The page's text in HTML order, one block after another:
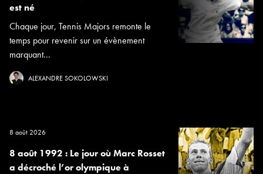
est né
Chaque jour, Tennis Majors remonte le
temps pour revenir sur un évènement
marquant...
ALEXANDRE SOKOLOWSKI
8 août 2026
8 août 1992 : Le jour où Marc Rosset
a décroché l’or olympique à